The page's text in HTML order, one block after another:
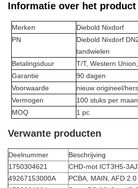
Informatie over het product
Merken
Diebold Nixdorf
PN
Diebold Nixdorf
tandwielen
Betalingsduur
T/T, Western
Garantie
90 dagen
Voorwaarde
nieuw origineel/
Vermogen
100 stuks per
MOQ
1 pc
Verwante producten
Deelnummer
Beschrijving
1750304621
CHD-mot ICT3H5-
49267153000A
PCBA, MAIN, AFD 2.0